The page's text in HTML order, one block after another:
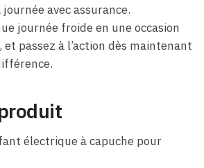
avec assurance.
journée froide en une occasion
passez à l’action dès maintenant
électrique à capuche pour